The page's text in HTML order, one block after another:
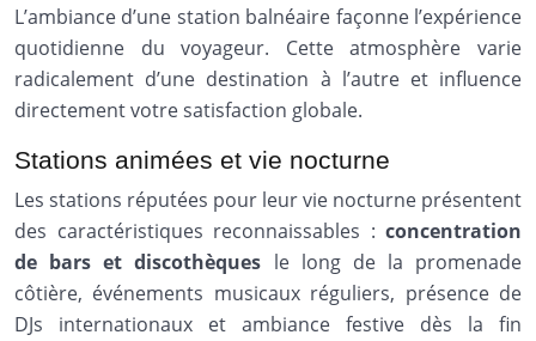
L’ambiance d’une station balnéaire façonne l’expérience
quotidienne du voyageur. Cette atmosphère varie
radicalement d’une destination à l’autre et influence
directement votre satisfaction globale.
Stations animées et vie nocturne
Les stations réputées pour leur vie nocturne présentent
des caractéristiques reconnaissables : concentration
de bars et discothèques le long de la promenade
côtière, événements musicaux réguliers, présence de
DJs internationaux et ambiance festive dès la fin